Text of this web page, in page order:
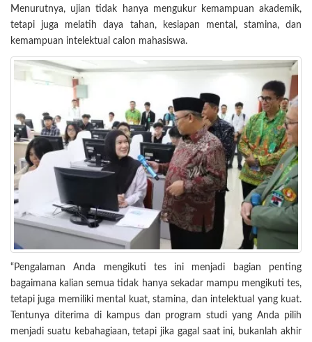
Menurutnya, ujian tidak hanya mengukur kemampuan akademik,
tetapi juga melatih daya tahan, kesiapan mental, stamina, dan
kemampuan intelektual calon mahasiswa.
“Pengalaman Anda mengikuti tes ini menjadi bagian penting
bagaimana kalian semua tidak hanya sekadar mampu mengikuti tes,
tetapi juga memiliki mental kuat, stamina, dan intelektual yang kuat.
Tentunya diterima di kampus dan program studi yang Anda pilih
menjadi suatu kebahagiaan, tetapi jika gagal saat ini, bukanlah akhir